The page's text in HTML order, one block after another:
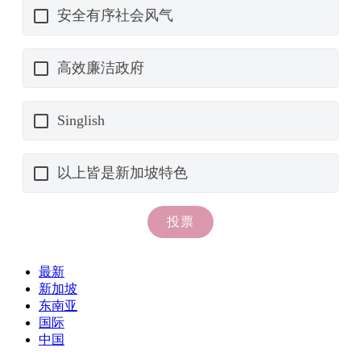
最新
新加坡
东南亚
国际
中国